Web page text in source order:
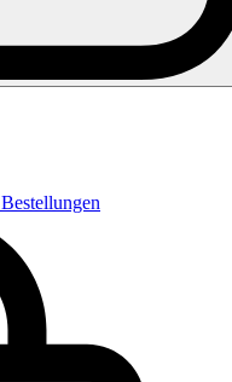
Bestellungen